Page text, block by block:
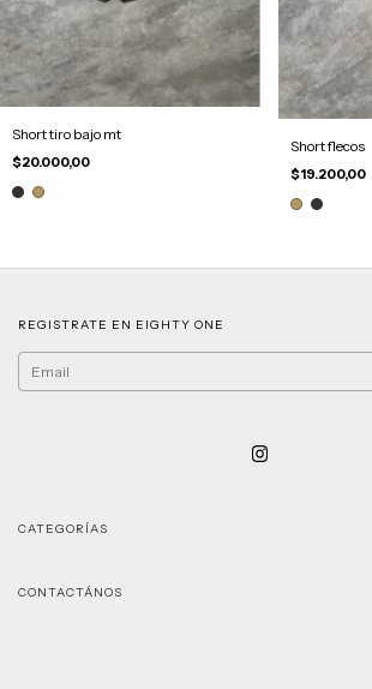
Short tiro bajo mt
$20.000,00
Short flecos
$19.200,00
REGISTRATE EN EIGHTY ONE
CATEGORÍAS
CONTACTÁNOS